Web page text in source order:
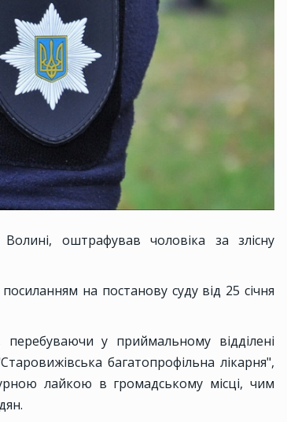
оштрафував чоловіка за злісну
на постанову суду від 25 січня
у приймальному відділені
багатопрофільна лікарня",
лайкою в громадському місці, чим